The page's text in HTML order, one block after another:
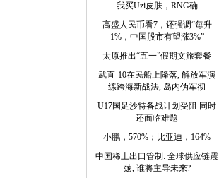
我买Uzi皮肤，RNG确
高盛人民币看7，还强调“每升
1%，中国股市有望涨3%”
太原推出“五一”假期文旅套餐
武直-10在民船上降落, 解放军演
练跨海新战法, 岛内伪军彻
U17国足沙特备战计划受阻 同时
还面临难题
小鹏，570%；比亚迪，164%
中国稀土出口管制: 全球供应链震
荡, 谁将主导未来?